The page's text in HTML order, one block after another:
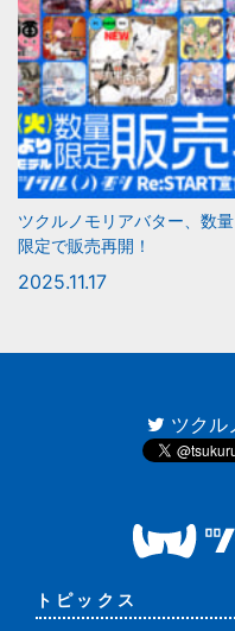
ツクルノモリアバター、数量
限定で販売再開！
2025.11.17
トピックス
ツク